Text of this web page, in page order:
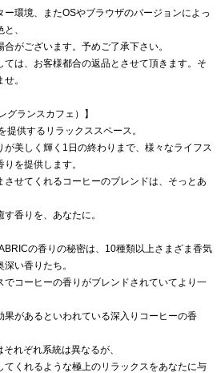
環境、またOSやブラウザのバージョンによっ
、
がございます。予めご了承下さい。
ては、お客様都合の返品とさせて頂きます。そ
。
グランスカフェ）】
供するリラックススペース。
美しく輝く1日の終わりまで、様々なライフス
を提供します。
せてくれるコーヒーのブレンドは、そっとあ
香りを、あなたに。
の香りの秘密は、10種類以上さまざま香気
い香りたち。
でコーヒーの香りがブレンドされていてより一
果があるといわれている深入りコーヒーの香
れぞれ系統は異なるが、
てくれるような極上のリラックスをあなたに与